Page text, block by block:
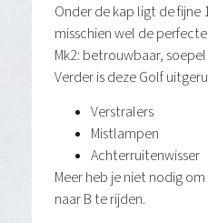
Onder de kap ligt de fijne
misschien wel de
Mk2: betrouwbaar,
Verder is deze Golf
Verstralers
Mistlampen
Achterruitenwisser
Meer heb je niet nodig
naar B te rijden.